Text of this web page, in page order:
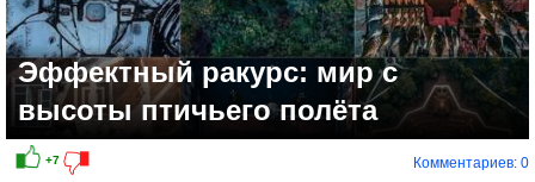
Эффектный ракурс: мир с
высоты птичьего полёта
Комментариев: 0